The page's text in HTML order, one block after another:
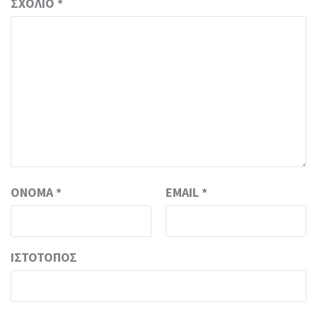
ΌΝΟΜΑ* EMAIL *
ΙΣΤΌΤΟΠΟΣ